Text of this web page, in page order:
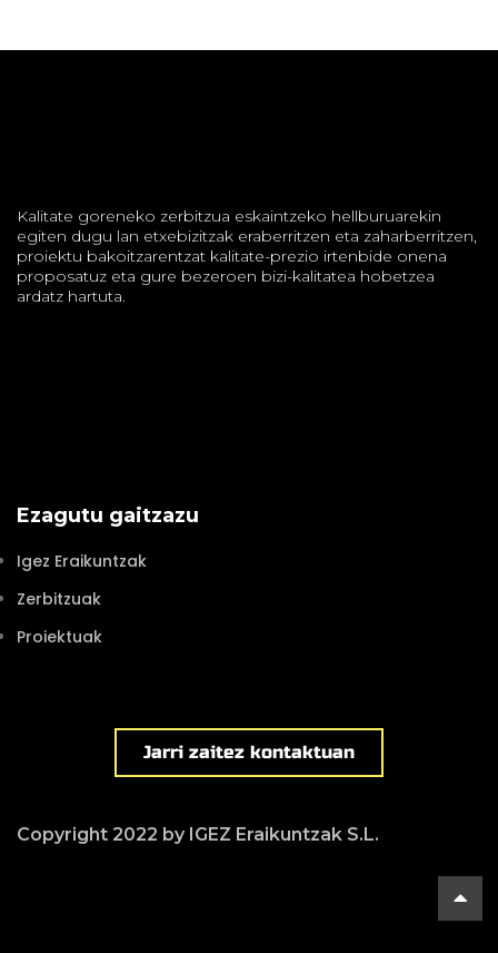
Kalitate goreneko zerbitzua eskaintzeko hellburuarekin
egiten dugu lan etxebizitzak eraberritzen eta zaharberritzen,
proiektu bakoitzarentzat kalitate-prezio irtenbide onena
proposatuz eta gure bezeroen bizi-kalitatea hobetzea
ardatz hartuta.
Ezagutu gaitzazu
Igez Eraikuntzak
Zerbitzuak
Proiektuak
Jarri zaitez kontaktuan
Copyright 2022 by IGEZ Eraikuntzak S.L.